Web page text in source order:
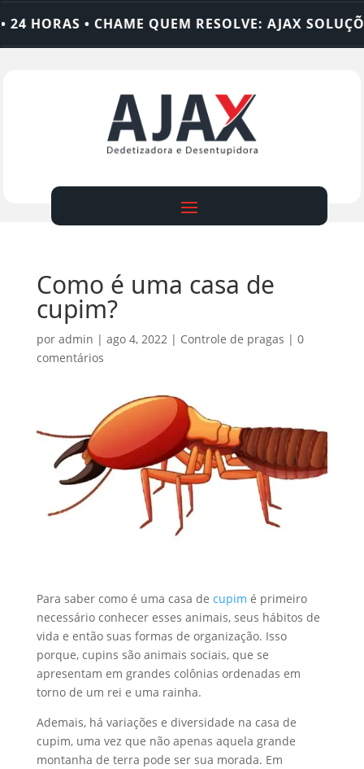
• CHAME QUEM RESOLVE: AJAX SOLUÇÕES
Como é uma casa de
cupim?
por admin | ago 4, 2022 | Controle de pragas | 0
comentários
Para saber como é uma casa de cupim é primeiro
necessário conhecer esses animais, seus hábitos de
vida e então suas formas de organização. Isso
porque, cupins são animais sociais, que se
apresentam em grandes colônias ordenadas em
torno de um rei e uma rainha.
Ademais, há variações e diversidade na casa de
cupim, uma vez que não apenas aquela grande
montanha de terra pode ser sua morada. Em